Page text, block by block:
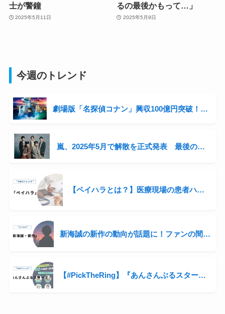
士が警鐘
2025年5月11日
るの最後かもって…」
2025年5月9日
今週のトレンド
劇場版「名探偵コナン」興収100億円突破！シリーズ3年連続の快挙と青山剛昌の収入事情に迫る
嵐、2025年5月で解散を正式発表 最後の全国ツアー開催へ「感謝を直接伝えたい」
【ペイハラとは？】医療現場の患者ハラスメントが話題に
新海誠の新作の動向が話題に！ファンの間では“次回作”をにおわせる声も…
【#PickTheRing】『あんさんぶるスターズ！！』の変身シーンがファン熱狂